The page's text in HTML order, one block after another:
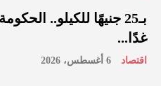
بـ25 جنيهًا للكيلو..
غدًا...
اقتصاد 6 أغسطس، 2026